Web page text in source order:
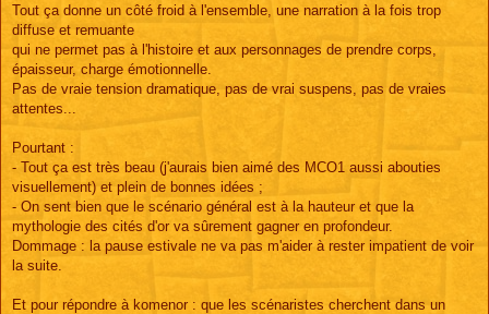
Tout ça donne un côté froid à l'ensemble, une narration à la fois trop
diffuse et remuante
qui ne permet pas à l'histoire et aux personnages de prendre corps,
épaisseur, charge émotionnelle.
Pas de vraie tension dramatique, pas de vrai suspens, pas de vraies
attentes...
Pourtant :
- Tout ça est très beau (j'aurais bien aimé des MCO1 aussi abouties
visuellement) et plein de bonnes idées ;
- On sent bien que le scénario général est à la hauteur et que la
mythologie des cités d'or va sûrement gagner en profondeur.
Dommage : la pause estivale ne va pas m'aider à rester impatient de voir
la suite.
Et pour répondre à komenor : que les scénaristes cherchent dans un